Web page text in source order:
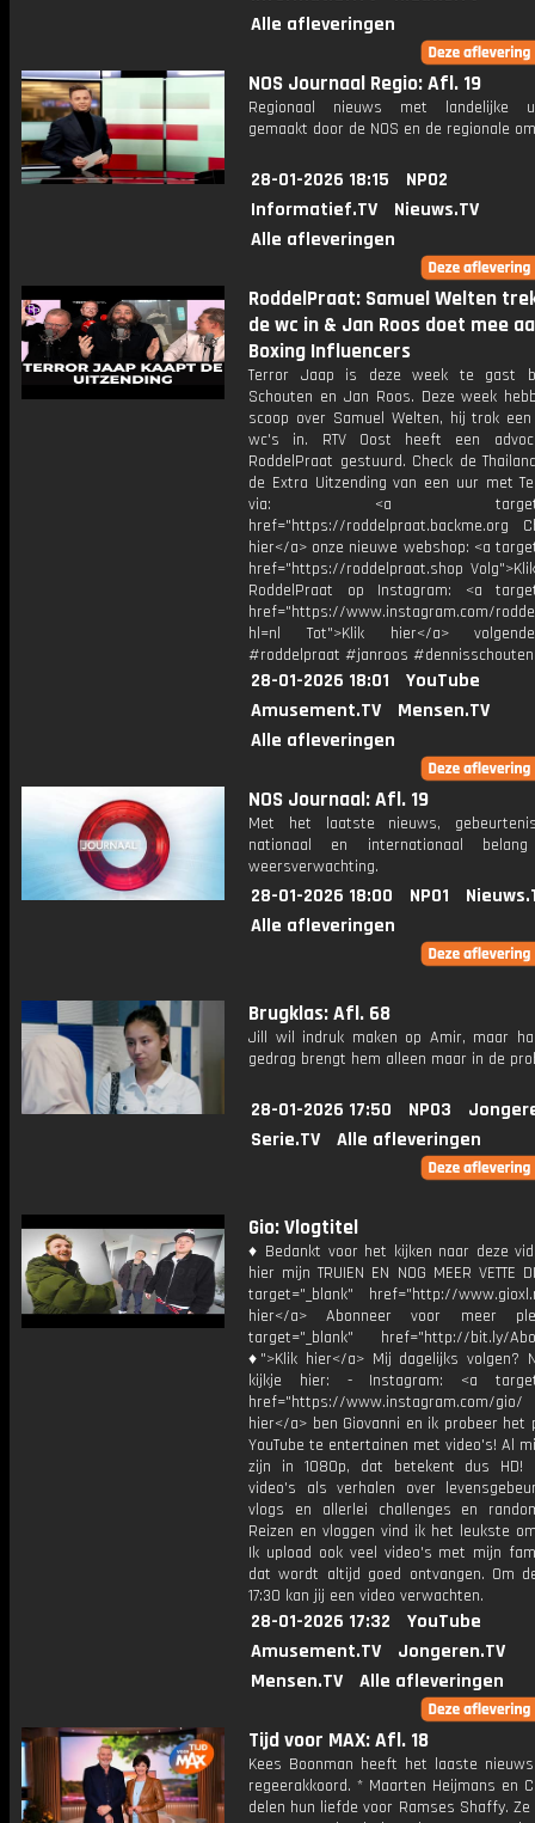
Alle afleveringen
NOS Journaal Regio: Afl. 19
Regionaal nieuws met landelijke
gemaakt door de NOS en de regionale
28-01-2026 18:15
NPO2
Informatief.TV
Nieuws.TV
Alle afleveringen
RoddelPraat: Samuel Welten
de wc in & Jan Roos doet mee
Boxing Influencers
Terror Jaap is deze week te gast
Schouten en Jan Roos. Deze week
scoop over Samuel Welten, hij trok
wc's in. RTV Oost heeft een
RoddelPraat gestuurd. Check de
de Extra Uitzending van een uur met
via: <a
href="https://roddelpraat.backme.org
hier</a> onze nieuwe webshop: <a
href="https://roddelpraat.shop
RoddelPraat op Instagram: <a
href="https://www.instagram.com/
hl=nl Tot">Klik hier</a>
#roddelpraat #janroos #dennisschouten
28-01-2026 18:01
YouTube
Amusement.TV
Mensen.TV
Alle afleveringen
NOS Journaal: Afl. 19
Met het laatste nieuws,
nationaal en internationaal
weersverwachting.
28-01-2026 18:00 NPO1
Alle afleveringen
Brugklas: Afl. 68
Jill wil indruk maken op Amir, maar
gedrag brengt hem alleen maar in de
28-01-2026 17:50 NPO3
Serie.TV
Alle afleveringen
Gio: Vlogtitel
♦ Bedankt voor het kijken naar deze
hier mijn TRUIEN EN NOG MEER VETTE
target="_blank" href="http://
hier</a> Abonneer voor meer
target="_blank" href="http://bit.ly/
♦">Klik hier</a> Mij dagelijks volgen?
kijkje hier: - Instagram: <a
href="https://www.instagram.com/
hier</a> ben Giovanni en ik probeer het
YouTube te entertainen met video's! Al
zijn in 1080p, dat betekent dus HD!
video's als verhalen over
vlogs en allerlei challenges en
Reizen en vloggen vind ik het leukste
Ik upload ook veel video's met mijn
dat wordt altijd goed ontvangen. Om
17:30 kan jij een video verwachten.
28-01-2026 17:32
YouTube
Amusement.TV
Jongeren.TV
Mensen.TV
Alle afleveringen
Tijd voor MAX: Afl. 18
Kees Boonman heeft het laaste
regeerakkoord. * Maarten Heijmans en
delen hun liefde voor Ramses Shaffy.